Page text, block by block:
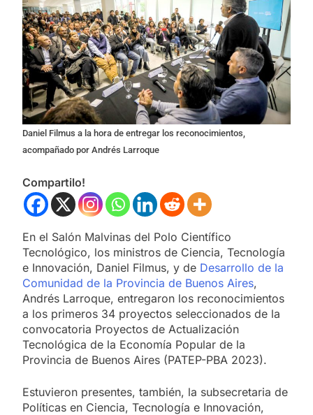
Daniel Filmus a la hora de entregar los reconocimientos,
acompañado por Andrés Larroque
Compartilo!
En el Salón Malvinas del Polo Científico
Tecnológico, los ministros de Ciencia, Tecnología
e Innovación, Daniel Filmus, y de Desarrollo de la
Comunidad de la Provincia de Buenos Aires,
Andrés Larroque, entregaron los reconocimientos
a los primeros 34 proyectos seleccionados de la
convocatoria Proyectos de Actualización
Tecnológica de la Economía Popular de la
Provincia de Buenos Aires (PATEP-PBA 2023).
Estuvieron presentes, también, la subsecretaria de
Políticas en Ciencia, Tecnología e Innovación,